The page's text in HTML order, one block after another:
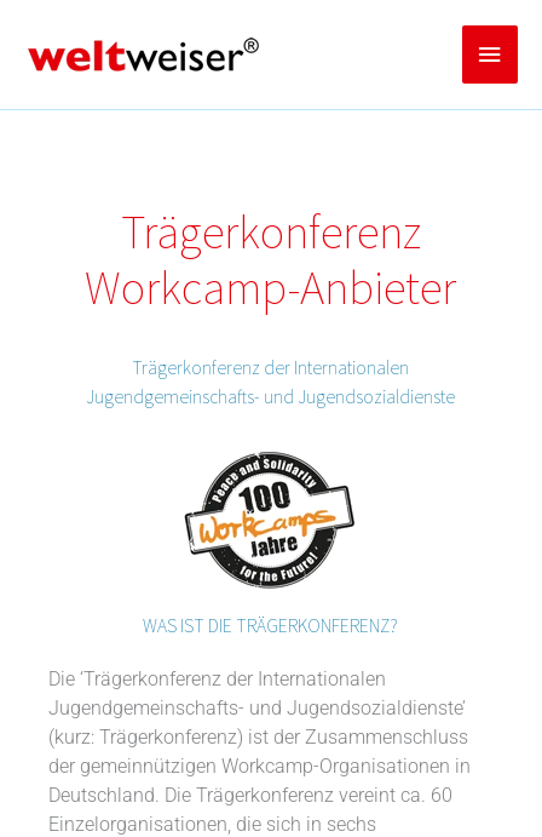
springen
Trägerkonferenz
Workcamp-Anbieter
Trägerkonferenz der Internationalen
Jugendgemeinschafts- und Jugendsozialdienste
WAS IST DIE TRÄGERKONFERENZ?
Die ‘Trägerkonferenz der Internationalen
Jugendgemeinschafts- und Jugendsozialdienste’
(kurz: Trägerkonferenz) ist der Zusammenschluss
der gemeinnützigen Workcamp-Organisationen in
Deutschland. Die Trägerkonferenz vereint ca. 60
Einzelorganisationen, die sich in sechs